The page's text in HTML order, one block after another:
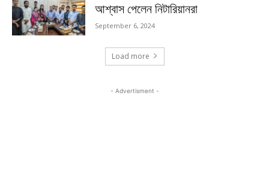
আশ্বাস পেলেন নিটারিয়ানরা
September 6, 2024
Load more
- Advertisment -